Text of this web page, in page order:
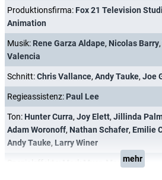
Produktionsfirma: Fox 21 Television
Animation
Musik: Rene Garza Aldape, Nicolas Barry,
Valencia
Schnitt:Chris Vallance, Andy Tauke, Joe
Regieassistenz: Paul Lee
Ton: Hunter Curra, Joy Elett, Jillinda
Adam Woronoff, Nathan Schafer, Emilie
Andy Tauke, Larry Winer
Marc Fortin
mehr